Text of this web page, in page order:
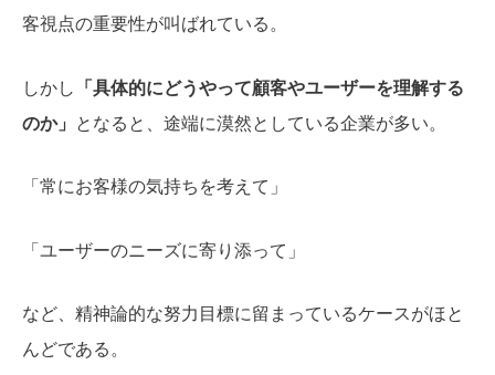
客視点の重要性が叫ばれている。
しかし
「具体的にどうやって顧客やユーザーを理解する
のか」
となると、途端に漠然としている企業が多い。
「常にお客様の気持ちを考えて」
「ユーザーのニーズに寄り添って」
など、精神論的な努力目標に留まっているケースがほと
んどである。